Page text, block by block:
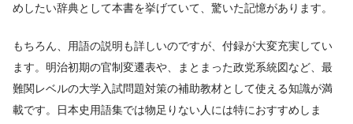
めしたい辞典として本書を挙げていて、驚いた記憶があります。
もちろん、用語の説明も詳しいのですが、付録が大変充実してい
ます。明治初期の官制変遷表や、まとまった政党系統図など、最
難関レベルの大学入試問題対策の補助教材として使える知識が満
載です。日本史用語集では物足りない人には特におすすめしま